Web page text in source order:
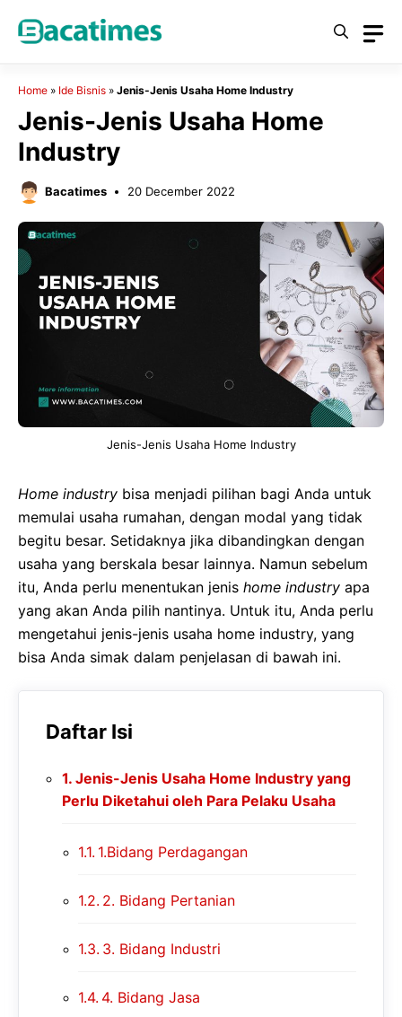
Home » Ide Bisnis » Jenis-Jenis Usaha Home Industry
Jenis-Jenis Usaha Home
Industry
Bacatimes 20 December 2022
Jenis-Jenis Usaha Home Industry
Home industry bisa menjadi pilihan bagi Anda untuk
memulai usaha rumahan, dengan modal yang tidak
begitu besar. Setidaknya jika dibandingkan dengan
usaha yang berskala besar lainnya. Namun sebelum
itu, Anda perlu menentukan jenis home industry apa
yang akan Anda pilih nantinya. Untuk itu, Anda perlu
mengetahui jenis-jenis usaha home industry, yang
bisa Anda simak dalam penjelasan di bawah ini.
Daftar Isi
Jenis-Jenis Usaha Home Industry yang
Perlu Diketahui oleh Para Pelaku Usaha
1.Bidang Perdagangan
2. Bidang Pertanian
3. Bidang Industri
4. Bidang Jasa